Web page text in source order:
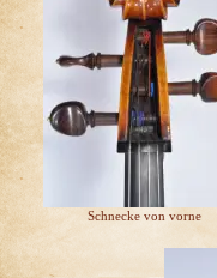
Schnecke von vorne